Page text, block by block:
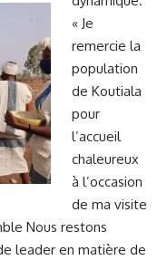
« Je
remercie la
population
de Koutiala
pour
l’accueil
chaleureux
à l’occasion
de ma visite
Nous restons
leader en matière de